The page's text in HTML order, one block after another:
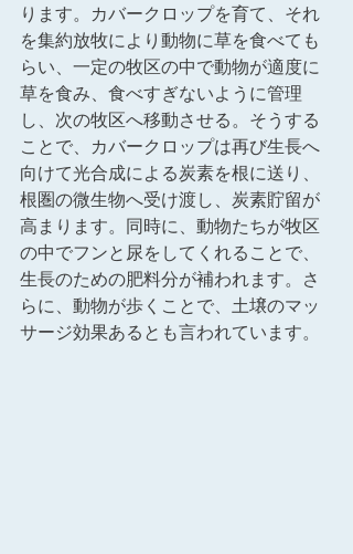
ります。カバークロップを育て、それ
を集約放牧により動物に草を食べても
らい、一定の牧区の中で動物が適度に
草を食み、食べすぎないように管理
し、次の牧区へ移動させる。そうする
ことで、カバークロップは再び生長へ
向けて光合成による炭素を根に送り、
根圏の微生物へ受け渡し、炭素貯留が
高まります。同時に、動物たちが牧区
の中でフンと尿をしてくれることで、
生長のための肥料分が補われます。さ
らに、動物が歩くことで、土壌のマッ
サージ効果あるとも言われています。